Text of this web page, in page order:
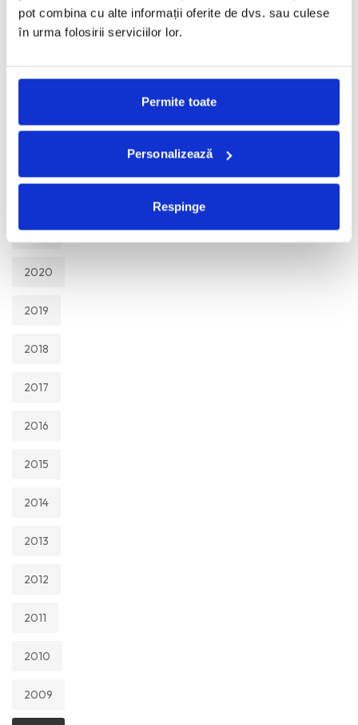
pot combina cu alte informații oferite de dvs. sau culese
în urma folosirii serviciilor lor.
Permite toate
Personalizează
Respinge
2026
2025
2021
2020
2019
2018
2017
2016
2015
2014
2013
2012
2011
2010
2009